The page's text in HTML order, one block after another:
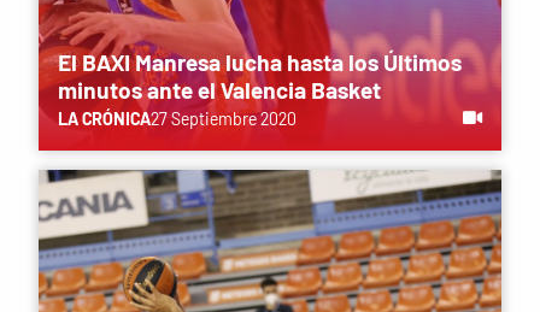
El BAXI Manresa lucha hasta los Últimos
minutos ante el Valencia Basket
LA CRÓNICA27 Septiembre 2020